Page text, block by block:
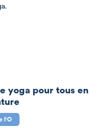
yoga pour tous en
l'O